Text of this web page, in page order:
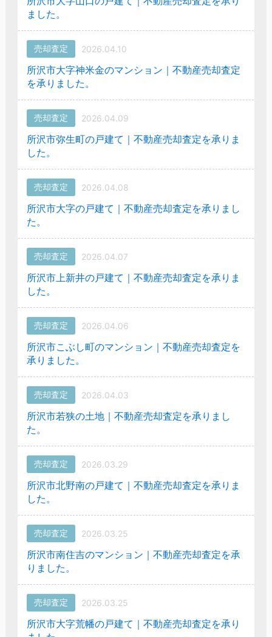
ました。
売却査定 2026.04.10
所沢市大字神米金のマンション｜不動産売却査定
を承りました。
売却査定 2026.04.09
所沢市弥生町の戸建て｜不動産売却査定を承りま
した。
売却査定 2026.04.08
所沢市大字の戸建て｜不動産売却査定を承りまし
た。
売却査定 2026.04.07
所沢市上新井の戸建て｜不動産売却査定を承りま
した。
売却査定 2026.04.06
所沢市こぶし町のマンション｜不動産売却査定を
承りました。
売却査定 2026.04.03
所沢市若狭の土地｜不動産売却査定を承りまし
た。
売却査定 2026.03.29
所沢市北野南の戸建て｜不動産売却査定を承りま
した。
売却査定 2026.03.25
所沢市南住吉のマンション｜不動産売却査定を承
りました。
売却査定 2026.03.25
所沢市大字荒幡の戸建て｜不動産売却査定を承り